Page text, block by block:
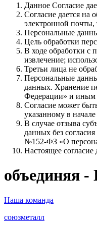
Данное Согласие
Согласие дается
электронной почты,
Персональные
Цель обработки
В ходе обработки с
извлечение;
Третьи лица не
Персональные
данных. Хранение
Федерации» и иным
Согласие может
указанному в
В случае отзыва
данных без
№152-ФЗ «О
Настоящее
объединяя
Наша команда
союзметалл